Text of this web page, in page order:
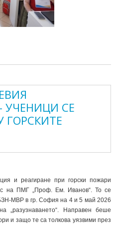
УЧЕНИЦИ СЕ
ГОРСКИТЕ
и реагиране при горски пожари
на ПМГ „Проф. Ем. Иванов“. То се
МВР в гр. София на 4 и 5 май 2026
„разузнаването“. Направен беше
и защо те са толкова уязвими през